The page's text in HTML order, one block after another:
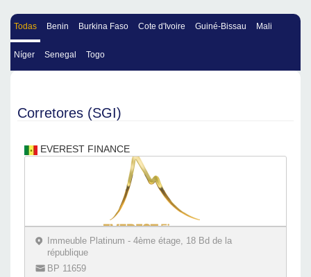
Todas Benin Burkina Faso Cote d'Ivoire Guiné-Bissau Mali
Níger Senegal Togo
Corretores (SGI)
EVEREST FINANCE
Immeuble Platinum - 4ème étage, 18 Bd de la
république
BP 11659